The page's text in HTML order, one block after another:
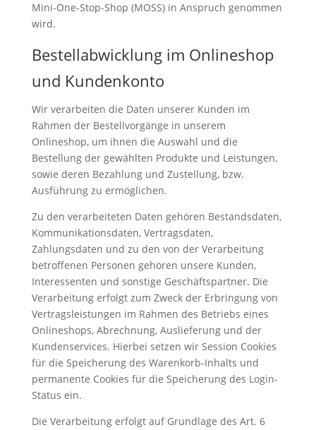
Mini-One-Stop-Shop (MOSS) in Anspruch genommen
wird.
Bestellabwicklung im Onlineshop
und Kundenkonto
Wir verarbeiten die Daten unserer Kunden im
Rahmen der Bestellvorgänge in unserem
Onlineshop, um ihnen die Auswahl und die
Bestellung der gewählten Produkte und Leistungen,
sowie deren Bezahlung und Zustellung, bzw.
Ausführung zu ermöglichen.
Zu den verarbeiteten Daten gehören Bestandsdaten,
Kommunikationsdaten, Vertragsdaten,
Zahlungsdaten und zu den von der Verarbeitung
betroffenen Personen gehören unsere Kunden,
Interessenten und sonstige Geschäftspartner. Die
Verarbeitung erfolgt zum Zweck der Erbringung von
Vertragsleistungen im Rahmen des Betriebs eines
Onlineshops, Abrechnung, Auslieferung und der
Kundenservices. Hierbei setzen wir Session Cookies
für die Speicherung des Warenkorb-Inhalts und
permanente Cookies für die Speicherung des Login-
Status ein.
Die Verarbeitung erfolgt auf Grundlage des Art. 6